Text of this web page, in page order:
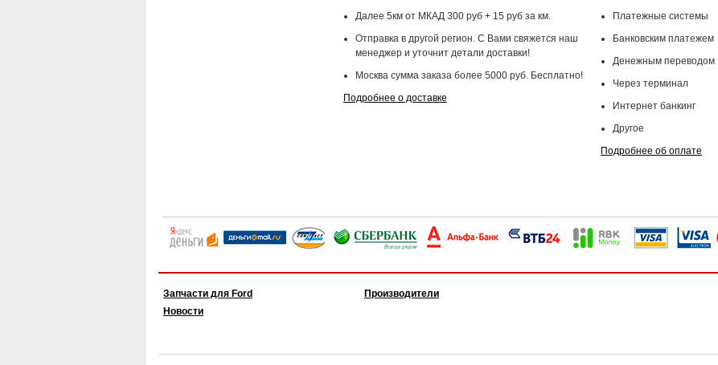
Далее 5км от МКАД 300 руб + 15 руб за км.
Отправка в другой регион. С Вами свяжется наш
менеджер и уточнит детали доставки!
Москва сумма заказа более 5000 руб. Бесплатно!
Подробнее о доставке
Платежные системы
Банковским платежем
Денежным переводом
Через терминал
Интернет банкинг
Другое
Подробнее об оплате
Запчасти для Ford
Новости
Производители